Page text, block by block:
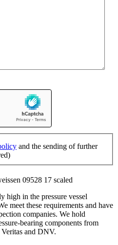
and the sending of further
high in the pressure vessel
meet these requirements and have
companies. We hold
bearing components from
and DNV.